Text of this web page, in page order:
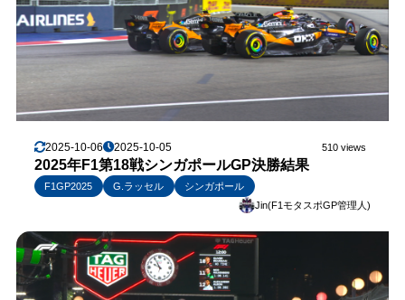
2025-10-06 2025-10-05 510 views
2025年F1第18戦シンガポールGP決勝結果
F1GP2025 G.ラッセル
シンガポール
Jin(F1モタスポGP管理人)